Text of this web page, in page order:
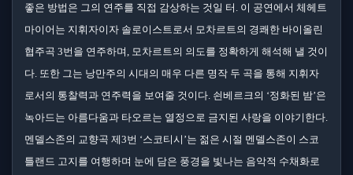
좋은 방법은 그의 연주를 직접 감상하는 것일 터. 이 공연에서 체헤트
마이어는 지휘자이자 솔로이스트로서 모차르트의 경쾌한 바이올린
협주곡 3번을 연주하며, 모차르트의 의도를 정확하게 해석해 낼 것이
다. 또한 그는 낭만주의 시대의 매우 다른 명작 두 곡을 통해 지휘자
로서의 통찰력과 연주력을 보여줄 것이다. 쇤베르크의 ‘정화된 밤’은
녹아드는 아름다움과 타오르는 열정으로 금지된 사랑을 이야기한다.
멘델스존의 교향곡 제3번 ‘스코티시’는 젊은 시절 멘델스존이 스코
틀랜드 고지를 여행하며 눈에 담은 풍경을 빛나는 음악적 수채화로